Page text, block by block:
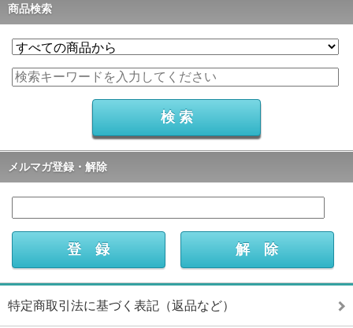
商品検索
メルマガ登録・解除
特定商取引法に基づく表記（返品など）